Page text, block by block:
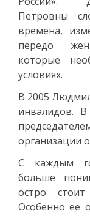
Петровны
времена,
передо
которые
условиях.
В 2005
инвалидов.
организации
С каждым
больше
остро
Особенно ее